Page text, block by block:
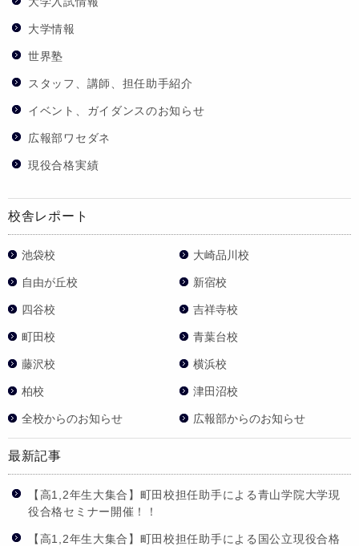
大学情報
世界塾
スタッフ、講師、担任助手紹介
イベント、ガイダンスのお知らせ
広報部ワセダネ
現役合格実績
校舎レポート
池袋校 大崎品川校
自由が丘校 新宿校
四谷校 吉祥寺校
町田校 青葉台校
藤沢校 横浜校
柏校 津田沼校
全校からのお知らせ 広報部からのお知らせ
最新記事
【高1,2年生大集合】町田校担任助手による青山学院大学現
役合格セミナー開催！！
【高1,2年生大集合】町田校担任助手による国公立現役合格